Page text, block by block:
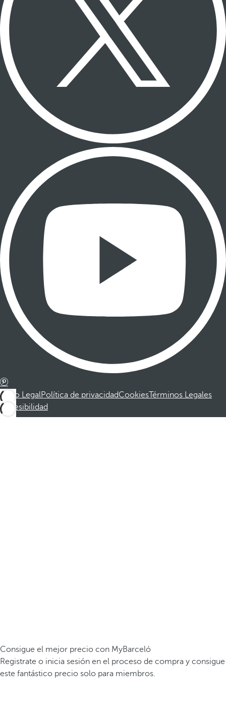
Aviso LegalPolítica de privacidadCookiesTérminos Legales
Accesibilidad
Consigue el mejor precio con MyBarceló
Registrate o inicia sesión en el proceso de compra y consigue
este fantástico precio solo para miembros.